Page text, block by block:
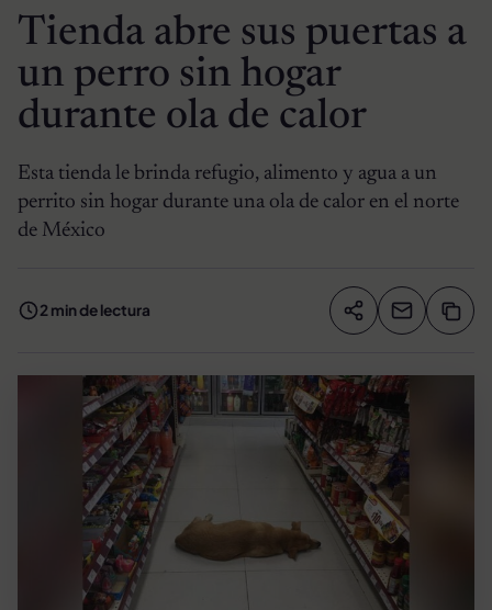
Tienda abre sus puertas a
un perro sin hogar
durante ola de calor
Esta tienda le brinda refugio, alimento y agua a un
perrito sin hogar durante una ola de calor en el norte
de México
2 min de lectura Compartir